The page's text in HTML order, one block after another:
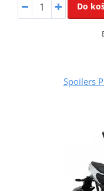
Do
Spoilers